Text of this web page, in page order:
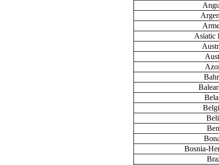
Asiatic
Bosnia-